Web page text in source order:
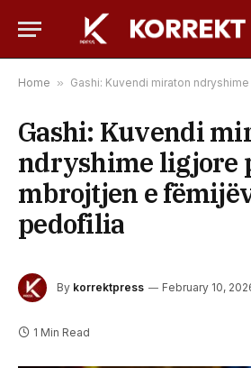
Home » Gashi: Kuvendi miraton ndryshime ligjore për
Gashi: Kuvendi
ndryshime ligjore
mbrojtjen e
pedofilia
By korrektpress February 10,
1 Min Read